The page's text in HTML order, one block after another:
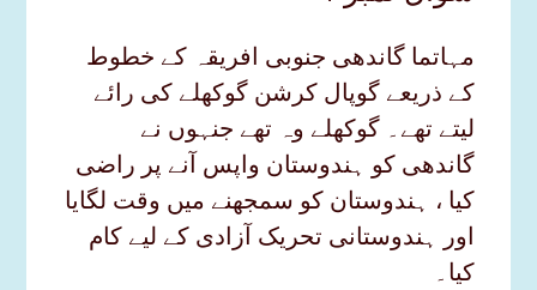
مہاتما گاندھی جنوبی افریقہ کے خطوط
کے ذریعے گوپال کرشن گوکھلے کی رائے
لیتے تھے۔ گوکھلے وہ تھے جنہوں نے
گاندھی کو ہندوستان واپس آنے پر راضی
کیا ، ہندوستان کو سمجھنے میں وقت لگایا
اور ہندوستانی تحریک آزادی کے لیے کام
کیا۔